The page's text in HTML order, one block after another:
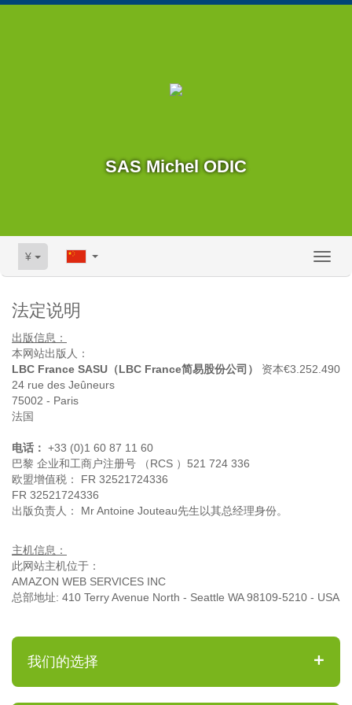
SAS Michel ODIC
¥
法定说明
出版信息：
本网站出版人：
LBC France SASU（LBC France简易股份公司）
资本€3.252.490
24 rue des Jeûneurs
75002 - Paris
法国
电话： +33 (0)1 60 87 11 60
巴黎 企业和工商户注册号 （RCS ）521 724 336
欧盟增值税： FR 32521724336
FR 32521724336
出版负责人： Mr Antoine Jouteau先生以其总经理身份。
主机信息：
此网站主机位于：
AMAZON WEB SERVICES INC
总部地址: 410 Terry Avenue North - Seattle WA 98109-5210 - USA
我们的选择